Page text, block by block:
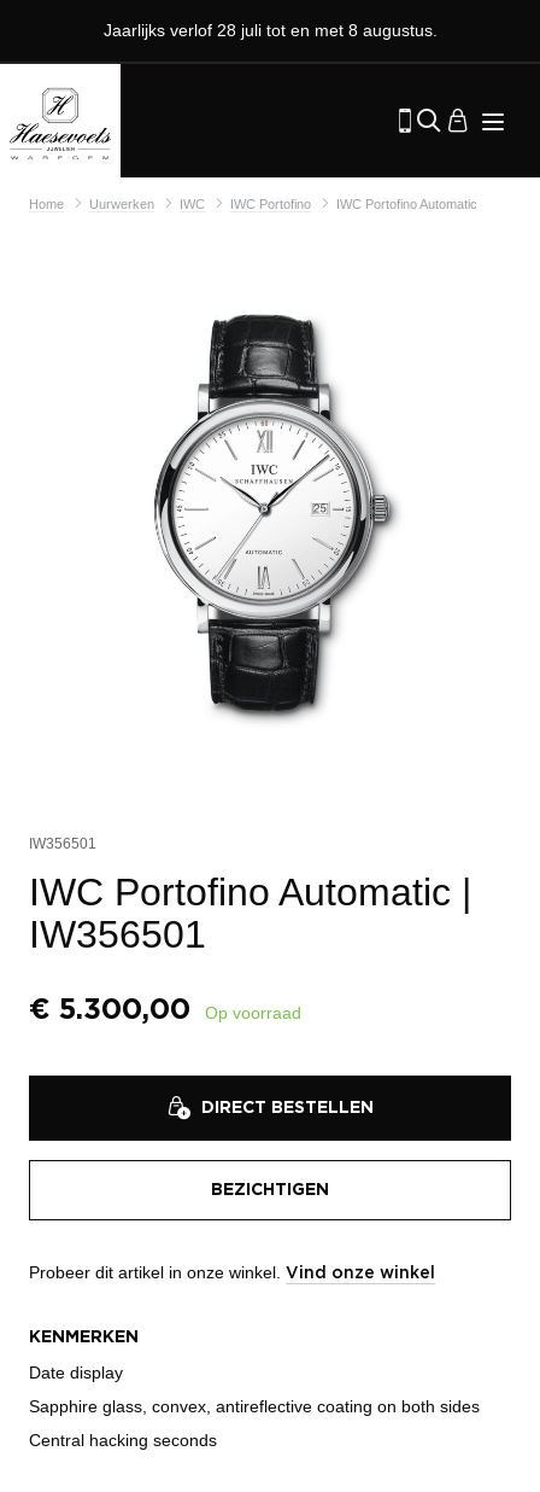
Jaarlijks verlof 28 juli tot en met 8 augustus.
Home Uurwerken IWC IWC Portofino IWC Portofino Automatic
IW356501
IWC Portofino Automatic |
IW356501
€ 5.300,00 Op voorraad
DIRECT BESTELLEN
BEZICHTIGEN
Probeer dit artikel in onze winkel. Vind onze winkel
KENMERKEN
Date display
Sapphire glass, convex, antireflective coating on both sides
Central hacking seconds